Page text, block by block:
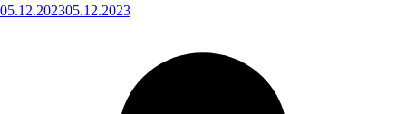
05.12.202305.12.2023